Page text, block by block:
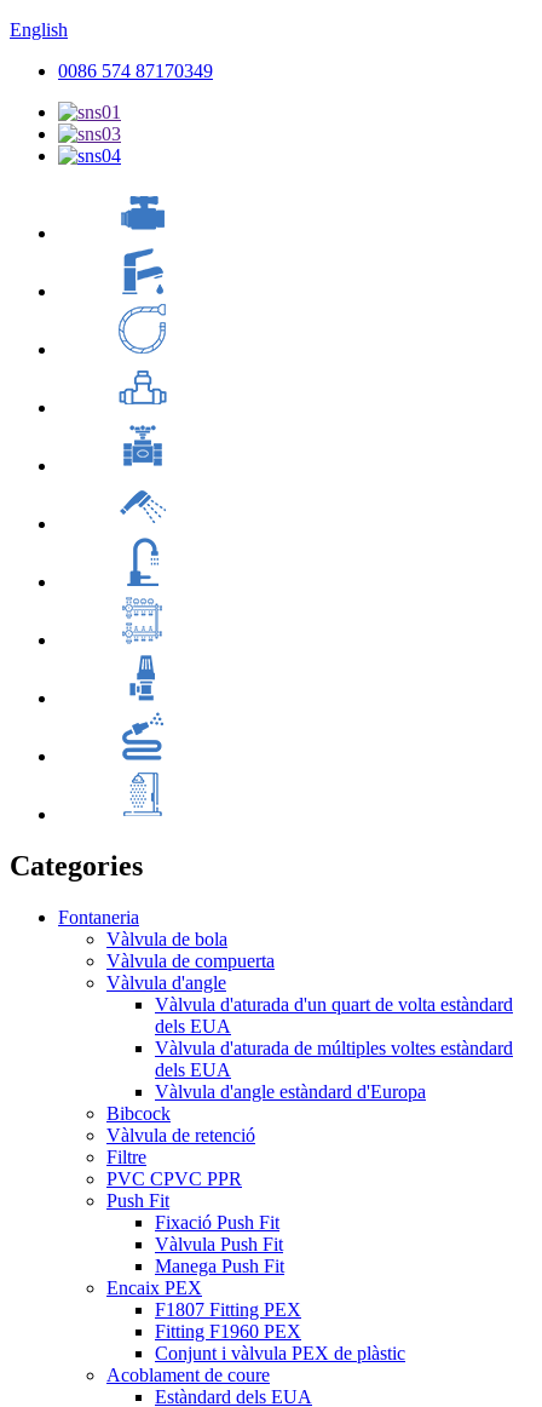
English
0086 574 87170349
Categories
Fontaneria
Vàlvula de bola
Vàlvula de compuerta
Vàlvula d'angle
Vàlvula d'aturada d'un quart de volta estàndard
dels EUA
Vàlvula d'aturada de múltiples voltes estàndard
dels EUA
Vàlvula d'angle estàndard d'Europa
Bibcock
Vàlvula de retenció
Filtre
PVC CPVC PPR
Push Fit
Fixació Push Fit
Vàlvula Push Fit
Manega Push Fit
Encaix PEX
F1807 Fitting PEX
Fitting F1960 PEX
Conjunt i vàlvula PEX de plàstic
Acoblament de coure
Estàndard dels EUA